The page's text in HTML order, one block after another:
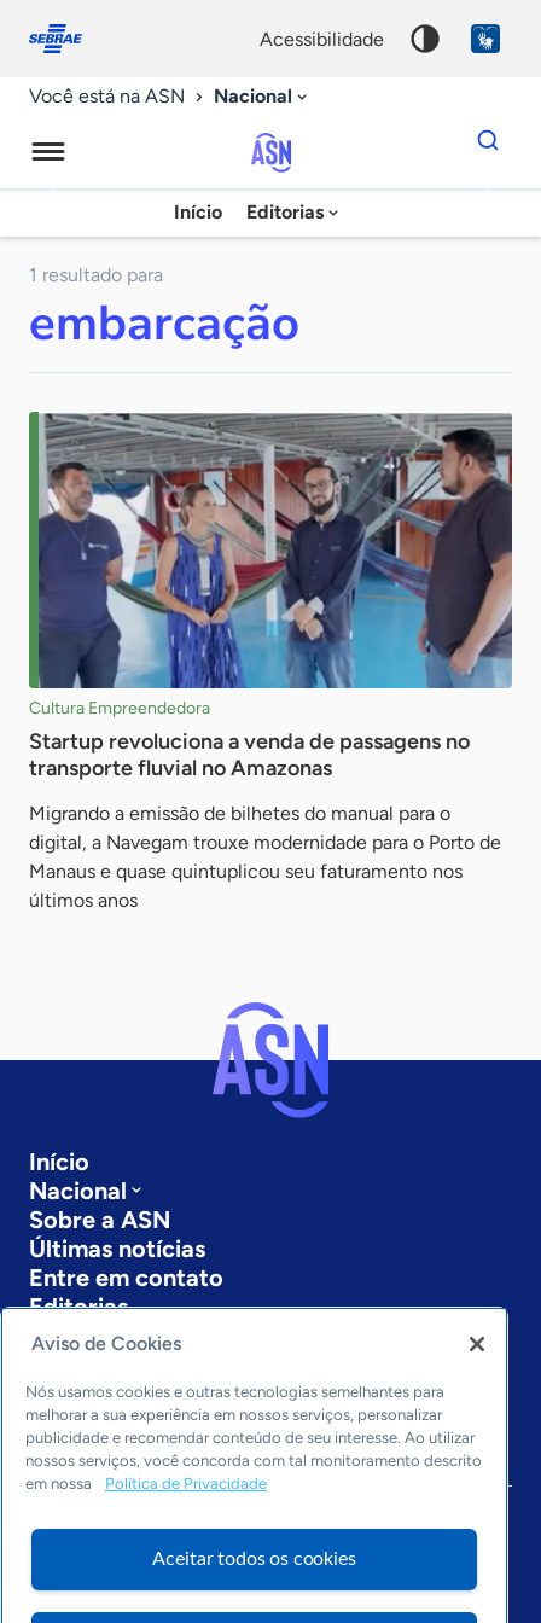
conosco
acessibilidade
Você está na ASN Nacional
Agência
Sebrae
Notícias
Início Editorias
Dados
para
chave
1 resultado para
embarcação
Cultura Empreendedora
Startup revoluciona a venda de passagens no
transporte fluvial no Amazonas
Migrando a emissão de bilhetes do manual para o
digital, a Navegam trouxe modernidade para o Porto de
Manaus e quase quintuplicou seu faturamento nos
últimos anos
Início
Nacional
Sobre a ASN
Últimas notícias
Entre em contato
Editorias
Economia & Política
Inovação & Tecnologia
Cultura empreendedora
Dados
Arquivo
Aviso de Cookies
Nós usamos cookies e outras tecnologias semelhantes para
melhorar a sua experiência em nossos serviços, personalizar
publicidade e recomendar conteúdo de seu interesse. Ao utilizar
nossos serviços, você concorda com tal monitoramento descrito
em nossa
Política de Privacidade
Aceitar todos os cookies